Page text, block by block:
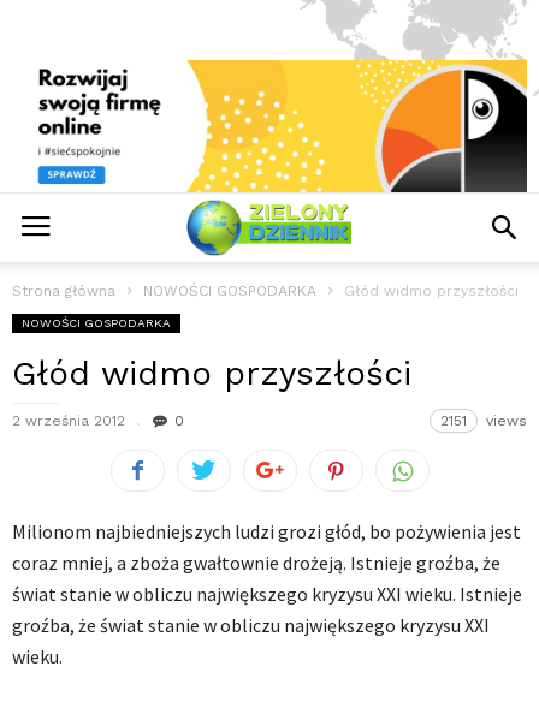
Strona główna NOWOŚCI GOSPODARKA Głód widmo przyszłości
NOWOŚCI GOSPODARKA
Głód widmo przyszłości
2 września 2012 0 2151 views
Milionom najbiedniejszych ludzi grozi głód, bo pożywienia jest
coraz mniej, a zboża gwałtownie drożeją. Istnieje groźba, że
świat stanie w obliczu największego kryzysu XXI wieku. Istnieje
groźba, że świat stanie w obliczu największego kryzysu XXI
wieku.